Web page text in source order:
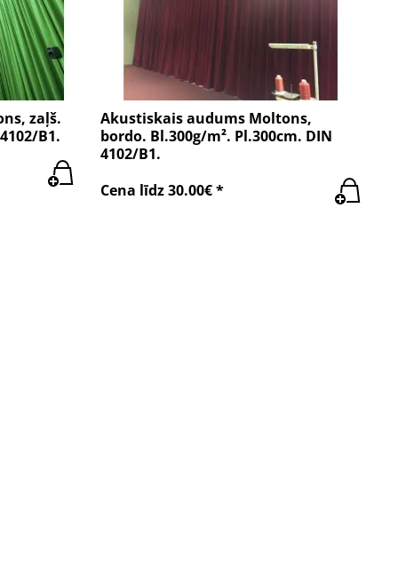
zaļš.
B1.
Akustiskais audums Moltons,
bordo. Bl.300g/m². Pl.300cm. DIN
4102/B1.
Cena līdz 30.00€ *